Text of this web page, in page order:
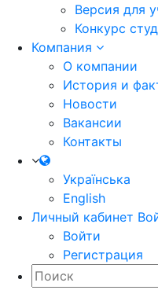
Версия для
Конкурс
Компания
О компании
История и
Новости
Вакансии
Контакты
Українська
English
Личный кабинет
Войти
Регистрация